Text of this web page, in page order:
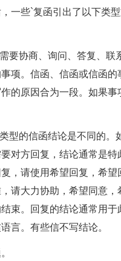
一些`复函引出了以下类型
要协商、询问、答复、联
项。信函、信函或信函的
的原因合为一段。如果事
型的信函结论是不同的。
对方回复，结论通常是特
，请使用希望回复，希望
请大力协助，希望同意，
束。回复的结论通常用于
言。有些信不写结论。